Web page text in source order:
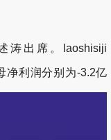
出席。laoshisiji
利润分别为-3.2亿